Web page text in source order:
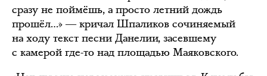
сразу не поймёшь, а просто летний дождь
прошёл…» ― кричал Шпаликов сочиняемый
на ходу текст песни Данелии, засевшему
с камерой где-то над площадью Маяковского.